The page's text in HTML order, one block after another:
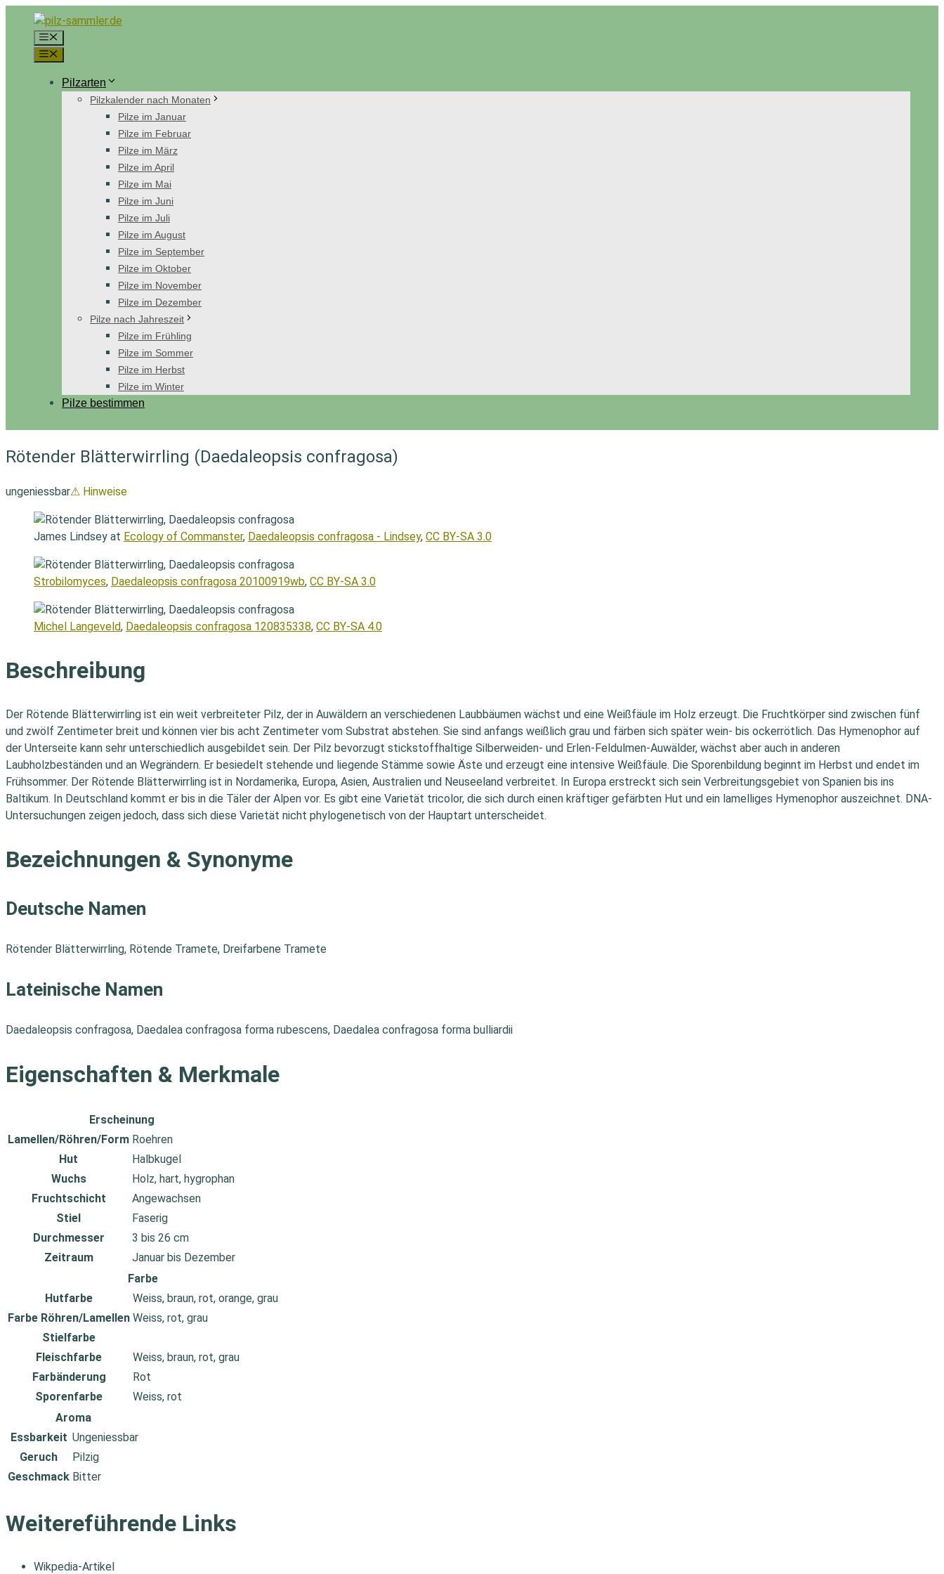
springen
Pilzarten
Pilzkalender nach Monaten
Pilze im Januar
Pilze im Februar
Pilze im März
Pilze im April
Pilze im Mai
Pilze im Juni
Pilze im Juli
Pilze im August
Pilze im September
Pilze im Oktober
Pilze im November
Pilze im Dezember
Pilze nach Jahreszeit
Pilze im Frühling
Pilze im Sommer
Pilze im Herbst
Pilze im Winter
Pilze bestimmen
Rötender Blätterwirrling (Daedaleopsis confragosa)
ungeniessbar⚠ Hinweise
James Lindsey at Ecology of Commanster, Daedaleopsis confragosa - Lindsey, CC BY-SA 3.0
Strobilomyces, Daedaleopsis confragosa 20100919wb, CC BY-SA 3.0
Michel Langeveld, Daedaleopsis confragosa 120835338, CC BY-SA 4.0
Beschreibung
Der Rötende Blätterwirrling ist ein weit verbreiteter Pilz, der in Auwäldern an verschiedenen Laubbäumen wächst und eine Weißfäule im Holz erzeugt. Die Fruchtkörper sind zwischen fünf
und zwölf Zentimeter breit und können vier bis acht Zentimeter vom Substrat abstehen. Sie sind anfangs weißlich grau und färben sich später wein- bis ockerrötlich. Das Hymenophor auf
der Unterseite kann sehr unterschiedlich ausgebildet sein. Der Pilz bevorzugt stickstoffhaltige Silberweiden- und Erlen-Feldulmen-Auwälder, wächst aber auch in anderen
Laubholzbeständen und an Wegrändern. Er besiedelt stehende und liegende Stämme sowie Äste und erzeugt eine intensive Weißfäule. Die Sporenbildung beginnt im Herbst und endet im
Frühsommer. Der Rötende Blätterwirrling ist in Nordamerika, Europa, Asien, Australien und Neuseeland verbreitet. In Europa erstreckt sich sein Verbreitungsgebiet von Spanien bis ins
Baltikum. In Deutschland kommt er bis in die Täler der Alpen vor. Es gibt eine Varietät tricolor, die sich durch einen kräftiger gefärbten Hut und ein lamelliges Hymenophor auszeichnet. DNA-
Untersuchungen zeigen jedoch, dass sich diese Varietät nicht phylogenetisch von der Hauptart unterscheidet.
Bezeichnungen & Synonyme
Deutsche Namen
Rötender Blätterwirrling, Rötende Tramete, Dreifarbene Tramete
Lateinische Namen
Daedaleopsis confragosa, Daedalea confragosa forma rubescens, Daedalea confragosa forma bulliardii
Eigenschaften & Merkmale
Erscheinung
Lamellen/Röhren/Form Roehren
Hut
Halbkugel
Wuchs
Holz, hart, hygrophan
Fruchtschicht
Angewachsen
Stiel
Faserig
Durchmesser
3 bis 26 cm
Zeitraum
Januar bis Dezember
Farbe
Hutfarbe
Weiss, braun, rot, orange, grau
Farbe Röhren/Lamellen Weiss, rot, grau
Stielfarbe
Fleischfarbe
Weiss, braun, rot, grau
Farbänderung
Rot
Sporenfarbe
Weiss, rot
Aroma
Essbarkeit Ungeniessbar
Geruch
Pilzig
Geschmack Bitter
Weitereführende Links
Wikpedia-Artikel